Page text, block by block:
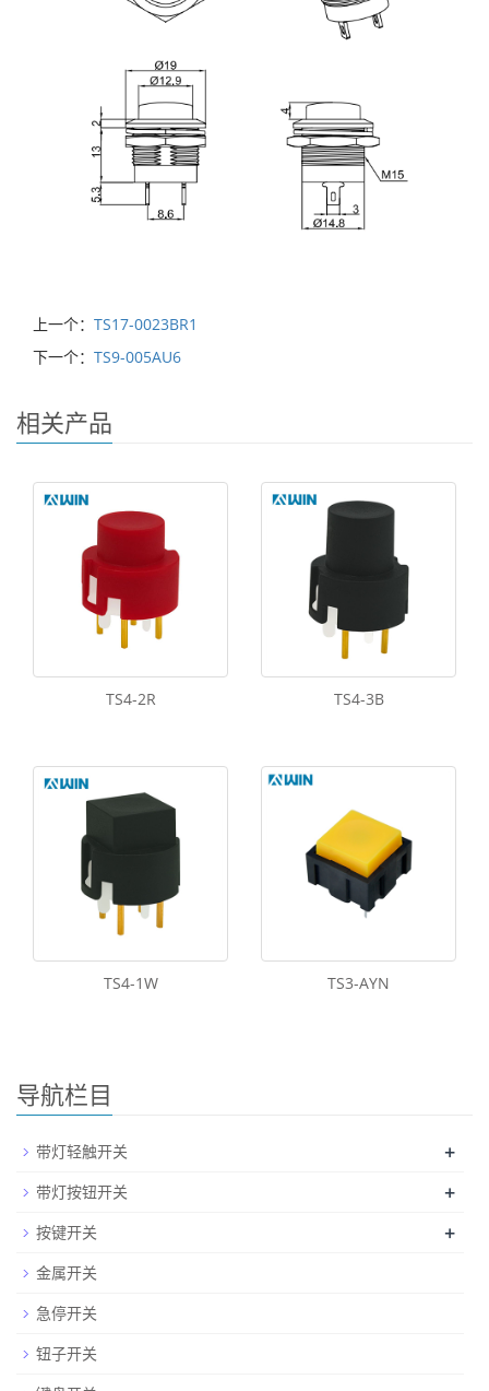
上一个： TS17-0023BR1
下一个： TS9-005AU6
相关产品
TS4-2R TS4-3B
TS4-1W TS3-AYN
导航栏目
带灯轻触开关 +
带灯按钮开关 +
按键开关 +
金属开关
急停开关
钮子开关